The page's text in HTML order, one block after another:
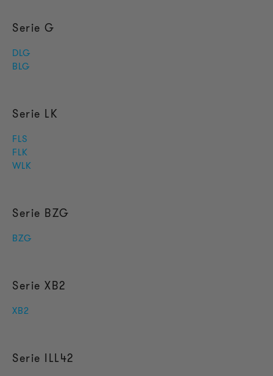
Serie G
DLG
BLG
Serie LK
FLS
FLK
WLK
Serie BZG
BZG
Serie XB2
XB2
Serie ILL42